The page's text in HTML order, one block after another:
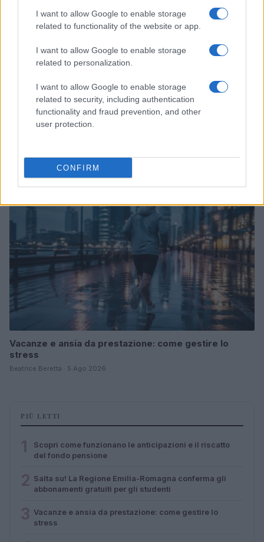
I want to allow Google to enable storage
related to functionality of the website or app.
I want to allow Google to enable storage
related to personalization.
I want to allow Google to enable storage
related to security, including authentication
functionality and fraud prevention, and other
user protection.
CONFIRM
Salta su! La Regione Emilia-Romagna conferma gli
SALUTE
Vacanze e ansia da prestazione: come gestire lo
stress
Beatrice Beretta · 5 Ago 2026
PIÙ LETTI
Scopri come funzionano le anticipazioni e il riscatto
del fondo pensione
Salta su! La Regione Emilia-Romagna conferma gli
abbonamenti gratuiti per gli studenti
Vacanze e ansia da prestazione: come gestire lo
stress